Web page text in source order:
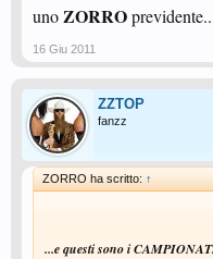
unoZORRO
16 Giu 2011
ZZTOP
fanzz
ZORRO ha scritto: ↑
...e questi sono i